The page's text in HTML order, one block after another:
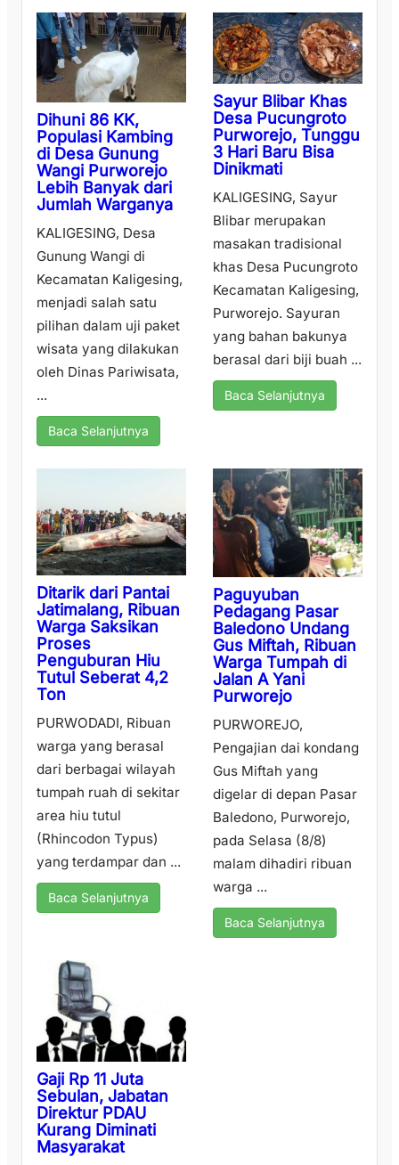
Dihuni 86 KK,
Populasi Kambing
di Desa Gunung
Wangi Purworejo
Lebih Banyak dari
Jumlah Warganya
KALIGESING, Desa
Gunung Wangi di
Kecamatan Kaligesing,
menjadi salah satu
pilihan dalam uji paket
wisata yang dilakukan
oleh Dinas Pariwisata,
...
Baca Selanjutnya
Sayur Blibar Khas
Desa Pucungroto
Purworejo, Tunggu
3 Hari Baru Bisa
Dinikmati
KALIGESING, Sayur
Blibar merupakan
masakan tradisional
khas Desa Pucungroto
Kecamatan Kaligesing,
Purworejo. Sayuran
yang bahan bakunya
berasal dari biji buah ...
Baca Selanjutnya
Ditarik dari Pantai
Jatimalang, Ribuan
Warga Saksikan
Proses
Penguburan Hiu
Tutul Seberat 4,2
Ton
PURWODADI, Ribuan
warga yang berasal
dari berbagai wilayah
tumpah ruah di sekitar
area hiu tutul
(Rhincodon Typus)
yang terdampar dan ...
Baca Selanjutnya
Paguyuban
Pedagang Pasar
Baledono Undang
Gus Miftah, Ribuan
Warga Tumpah di
Jalan A Yani
Purworejo
PURWOREJO,
Pengajian dai kondang
Gus Miftah yang
digelar di depan Pasar
Baledono, Purworejo,
pada Selasa (8/8)
malam dihadiri ribuan
warga ...
Baca Selanjutnya
Gaji Rp 11 Juta
Sebulan, Jabatan
Direktur PDAU
Kurang Diminati
Masyarakat